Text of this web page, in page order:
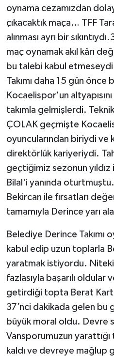
oynama cezamızdan
çıkacaktık maça… TFF
alınması ayrı bir
maç oynamak akıl kârı
bu talebi kabul
Takımı daha 15 gün önce
Kocaelispor'un
takımla gelmişlerdi.
ÇOLAK geçmişte
oyuncularından biriydi ve
direktörlük kariyeriydi.
geçtiğimiz sezonun
Bilal'i yanında
Bekircan ile fırsatları
tamamıyla Derince yarı
Belediye Derince Takımı
kabul edip uzun toplarla
yaratmak istiyordu.
fazlasıyla başarılı oldular
getirdiği topta Berat
37’nci dakikada gelen bu
büyük moral oldu. Devre
Vansporumuzun
kaldı ve devreye mağlup